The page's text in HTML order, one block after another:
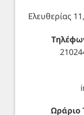
Ελευθερίας
Ωράριο